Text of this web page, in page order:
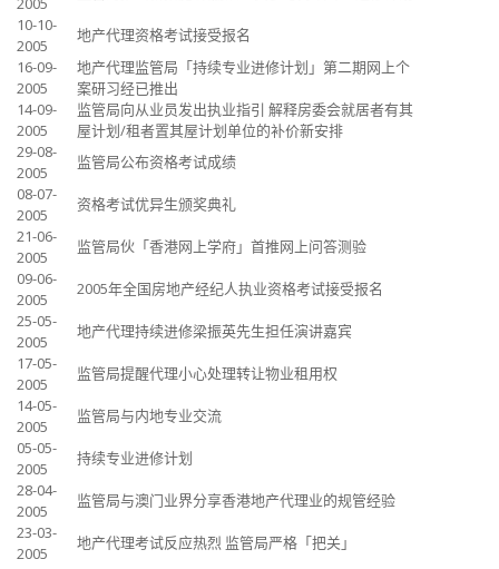
10-10-
2005
地产代理资格考试接受报名
16-09-
2005
地产代理监管局「持续专业进修计划」第二期网上个
案研习经已推出
14-09-
2005
监管局向从业员发出执业指引 解释房委会就居者有其
屋计划/租者置其屋计划单位的补价新安排
29-08-
2005
监管局公布资格考试成绩
08-07-
2005
资格考试优异生颁奖典礼
21-06-
2005
监管局伙「香港网上学府」首推网上问答测验
09-06-
2005
2005年全国房地产经纪人执业资格考试接受报名
25-05-
2005
地产代理持续进修梁振英先生担任演讲嘉宾
17-05-
2005
监管局提醒代理小心处理转让物业租用权
14-05-
2005
监管局与内地专业交流
05-05-
2005
持续专业进修计划
28-04-
2005
监管局与澳门业界分享香港地产代理业的规管经验
23-03-
2005
地产代理考试反应热烈 监管局严格「把关」